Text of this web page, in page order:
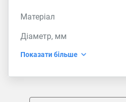
Матеріал
Діаметр, мм
Показати більше